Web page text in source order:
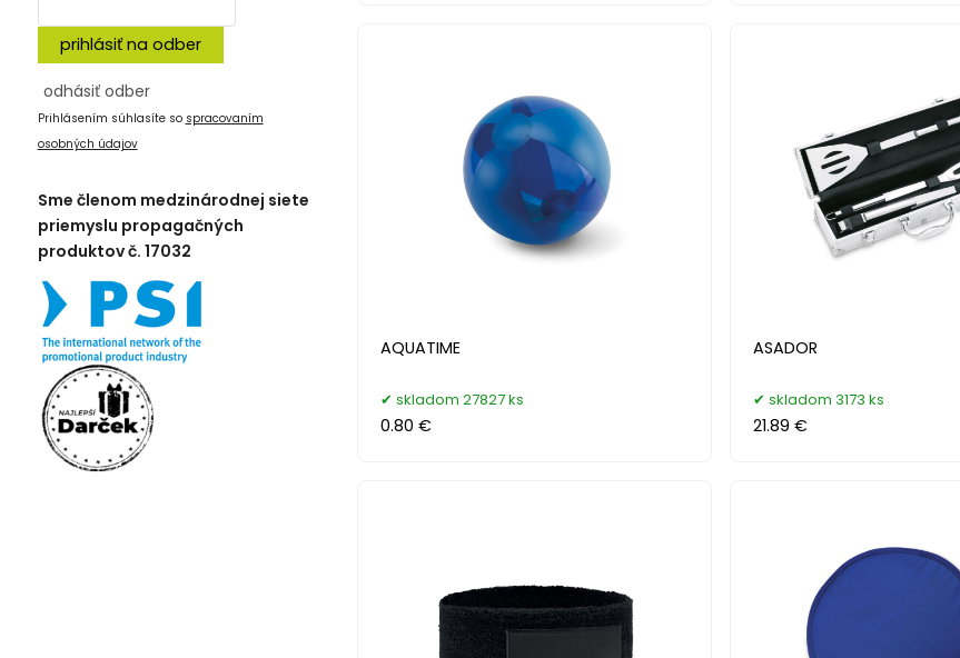
prihlásiť na odber
odhásiť odber
Prihlásením súhlasíte so spracovaním
osobných údajov
Sme členom medzinárodnej siete
priemyslu propagačných
produktov č. 17032
AQUATIME
skladom 27827 ks
0.80 €
ASADOR
skladom 3173 ks
21.89 €